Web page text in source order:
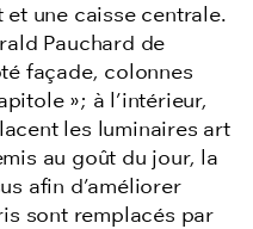
et une caisse centrale.
Pauchard de
façade, colonnes
»; à l’intérieur,
les luminaires art
au goût du jour, la
afin d’améliorer
sont remplacés par